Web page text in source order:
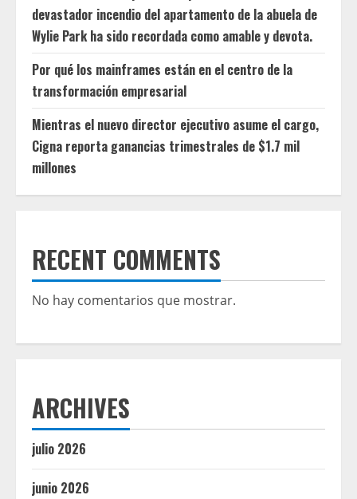
devastador incendio del apartamento de la abuela de
Wylie Park ha sido recordada como amable y devota.
Por qué los mainframes están en el centro de la
transformación empresarial
Mientras el nuevo director ejecutivo asume el cargo,
Cigna reporta ganancias trimestrales de $1.7 mil
millones
RECENT COMMENTS
No hay comentarios que mostrar.
ARCHIVES
julio 2026
junio 2026